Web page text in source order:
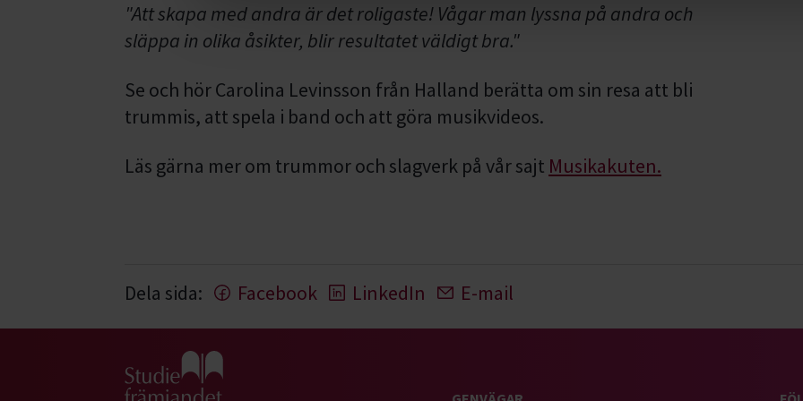
"Att skapa med andra är det roligaste! Vågar man lyssna på andra och
släppa in olika åsikter, blir resultatet väldigt bra."
Se och hör Carolina Levinsson från Halland berätta om sin resa att bli
trummis, att spela i band och att göra musikvideos.
Läs gärna mer om trummor och slagverk på vår sajt Musikakuten.
Dela sida: Facebook LinkedIn E-mail
Gå till studiefrämjandets startsida